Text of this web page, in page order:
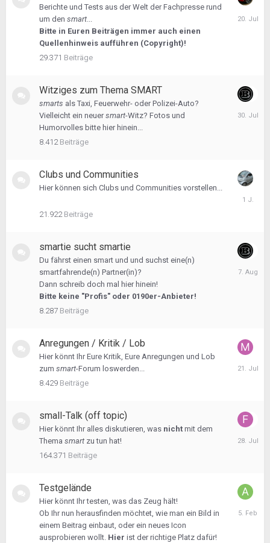
Berichte und Tests aus der Welt der Fachpresse rund
um den smart
Bitte in Euren Beiträgen immer auch einen
Quellenhinweis aufführen (Copyright)!
29.371 Beiträge
Juli
Witziges zum Thema SMART
smarts als Taxi, Feuerwehr- oder Polizei-Auto?
Vielleicht ein neuersmart-Witz? Fotos und
Humorvolles bitte hier hinein...
8.412 Beiträge
Juli
Clubs und Communities
Hier können sich Clubs und Communities vorstellen...
21.922 Beiträge
Oktober
smartie sucht smartie
Du fährst einen smart und und suchst eine(n)
smartfahrende(n) Partner(in)?
Dann schreib doch mal hier hinein!
Bitte keine "Profis" oder 0190er-Anbieter!
8.287 Beiträge
August
Anregungen / Kritik / Lob
Hier könnt Ihr Eure Kritik, Eure Anregungen und Lob
zum smart-Forum loswerden...
8.429 Beiträge
Juli
small-Talk (off topic)
Hier könnt Ihr alles diskutieren, was nicht mit dem
Thema smart zu tun hat!
164.371 Beiträge
Juli
Testgelände
Hier könnt Ihr testen, was das Zeug hält!
Ob Ihr nun herausfinden möchtet, wie man ein Bild in
einem Beitrag einbaut, oder ein neues Icon
ausprobieren wollt. Hier ist der richtige Platz dafür!
Februar